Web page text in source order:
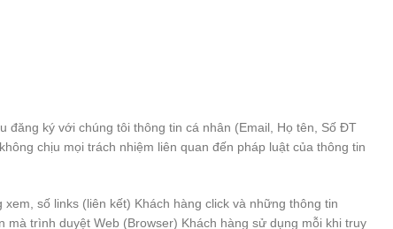
ký với chúng tôi thông tin cá nhân (Email, Họ tên, Số ĐT
chịu mọi trách nhiệm liên quan đến pháp luật của thông tin
số links (liên kết) Khách hàng click và những thông tin
trình duyệt Web (Browser) Khách hàng sử dụng mỗi khi truy